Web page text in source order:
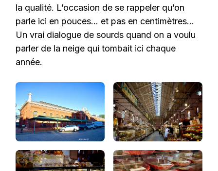
la qualité. L’occasion de se rappeler qu’on
parle ici en pouces… et pas en centimètres…
Un vrai dialogue de sourds quand on a voulu
parler de la neige qui tombait ici chaque
année.